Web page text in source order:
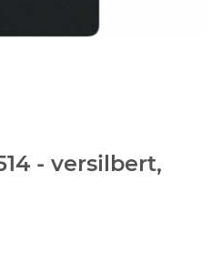
- versilbert,